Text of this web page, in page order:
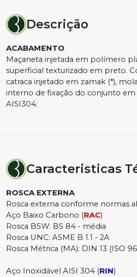
Descrição
ACABAMENTO
Maçaneta injetada em polímero
superficial texturizado em preto.
catraca injetado em zamak (*),
interno de fixação do conjunto em
AISI304.
Caracteristicas
ROSCA EXTERNA
Rosca externa conforme normas
Aço Baixo Carbono (RAC)
Rosca BSW: BS 84 - média
Rosca UNC: ASME B 1.1 - 2A
Rosca Métrica (MA): DIN 13 (ISO
Aço Inoxidável AISI 304 (RIN)